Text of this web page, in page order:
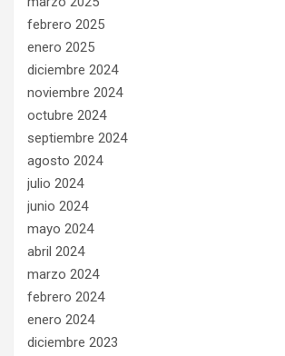
febrero 2025
enero 2025
diciembre 2024
noviembre 2024
octubre 2024
septiembre 2024
agosto 2024
julio 2024
junio 2024
mayo 2024
abril 2024
marzo 2024
febrero 2024
enero 2024
diciembre 2023